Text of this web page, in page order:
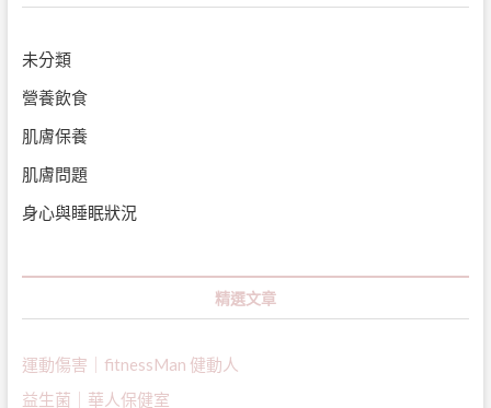
未分類
營養飲食
肌膚保養
肌膚問題
身心與睡眠狀況
精選文章
運動傷害｜fitnessMan 健動人
益生菌｜ 華人保健室